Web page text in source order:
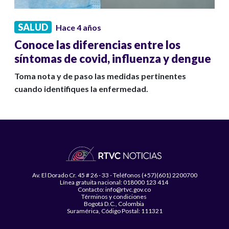
SALUD Hace 4 años
Conoce las diferencias entre los
síntomas de covid, influenza y dengue
Toma nota y de paso las medidas pertinentes
cuando identifiques la enfermedad.
Av. El Dorado Cr. 45 # 26 - 33 - Teléfonos (+57)(601) 2200700
Línea gratuita nacional: 018000 123 414
Contacto: info@rtvc.gov.co
Términos y condiciones
Bogotá D.C., Colombia
Suramérica, Código Postal: 111321